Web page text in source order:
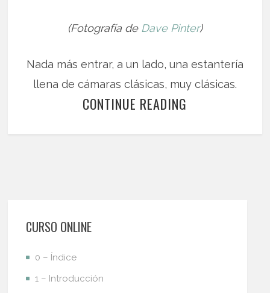
(Fotografía de Dave Pinter)
Nada más entrar, a un lado, una estantería
llena de cámaras clásicas, muy clásicas.
CONTINUE READING
CURSO ONLINE
0 – Índice
1 – Introducción